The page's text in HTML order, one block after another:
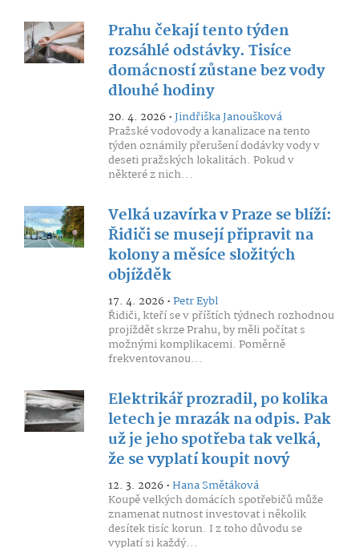
Prahu čekají tento týden
rozsáhlé odstávky. Tisíce
domácností zůstane bez vody
dlouhé hodiny
20. 4. 2026 •Jindřiška Janoušková
Pražské vodovody a kanalizace na tento
týden oznámily přerušení dodávky vody v
deseti pražských lokalitách. Pokud v
některé z nich...
Velká uzavírka v Praze se blíží:
Řidiči se musejí připravit na
kolony a měsíce složitých
objížděk
17. 4. 2026 •Petr Eybl
Řidiči, kteří se v příštích týdnech rozhodnou
projíždět skrze Prahu, by měli počítat s
možnými komplikacemi. Poměrně
frekventovanou...
Elektrikář prozradil, po kolika
letech je mrazák na odpis. Pak
už je jeho spotřeba tak velká,
že se vyplatí koupit nový
12. 3. 2026 •Hana Smětáková
Koupě velkých domácích spotřebičů může
znamenat nutnost investovat i několik
desítek tisíc korun. I z toho důvodu se
vyplatí si každý...